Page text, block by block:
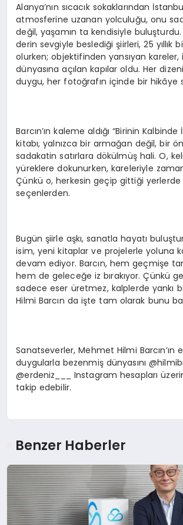
Alanya’nın sıcacık sokaklarından
atmosferine uzanan yolculuğu, onu
değil, yaşamın ta kendisiyle
derin sevgiyle beslediği şiirleri, 25 yıllık
olurken; objektifinden yansıyan kareler,
dünyasına açılan kapılar oldu. Her
duygu, her fotoğrafın içinde bir hikâye
Barcın’ın kaleme aldığı “Birinin Kalbinde
kitabı, yalnızca bir armağan değil, bir
sadakatin satırlara dökülmüş hali. O,
yüreklere dokunurken, kareleriyle
Çünkü o, herkesin geçip gittiği yerlerde
seçenlerden.
Bugün şiirle aşkı, sanatla hayatı
isim, yeni kitaplar ve projelerle yoluna
devam ediyor. Barcın, hem geçmişe
hem de geleceğe iz bırakıyor. Çünkü
sadece eser üretmez, kalplerde yankı
Hilmi Barcın da işte tam olarak bunu
Sanatseverler, Mehmet Hilmi Barcın’ın
duygularla bezenmiş dünyasını
@erdeniz___ Instagram hesapları
takip edebilir.
Benzer Haberler